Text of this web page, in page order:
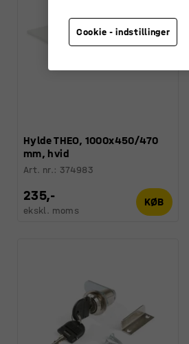
Hylde THEO, 1000x450/470
mm, hvid
Art. nr.: 374983
235,-
ekskl. moms
KØB
Cookie - indstillinger